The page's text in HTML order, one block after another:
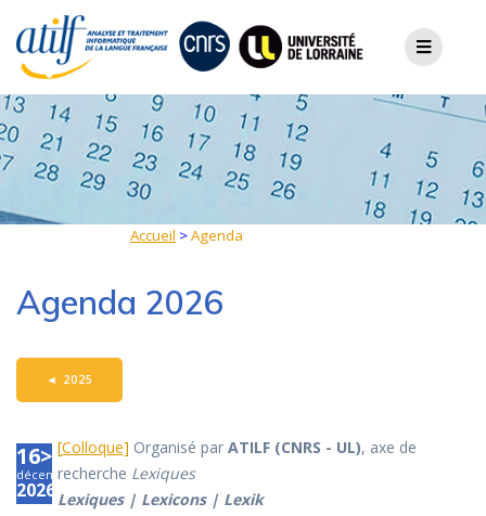
content
Accueil >Agenda
Agenda 2026
◄ 2025
16>18
décembre
2026
[Colloque] Organisé par ATILF (CNRS - UL), axe de
recherche Lexiques
Lexiques | Lexicons | Lexik